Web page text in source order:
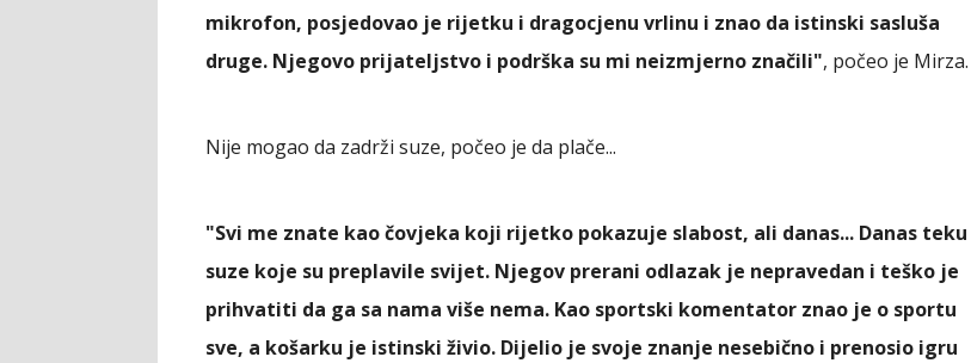
mikrofon, posjedovao je rijetku i dragocjenu vrlinu i znao da istinski sasluša
druge. Njegovo prijateljstvo i podrška su mi neizmjerno značili", počeo je Mirza.
Nije mogao da zadrži suze, počeo je da plače...
"Svi me znate kao čovjeka koji rijetko pokazuje slabost, ali danas... Danas teku
suze koje su preplavile svijet. Njegov prerani odlazak je nepravedan i teško je
prihvatiti da ga sa nama više nema. Kao sportski komentator znao je o sportu
sve, a košarku je istinski živio. Dijelio je svoje znanje nesebično i prenosio igru